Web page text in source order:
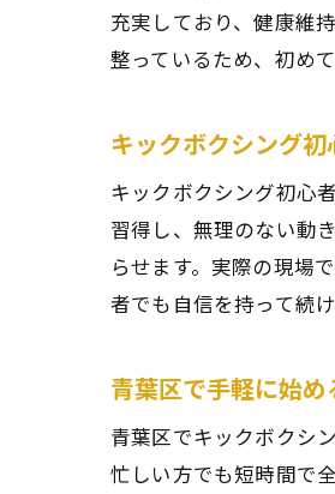
充実しており、健康維
整っているため、初め
キックボクシング
キックボクシング初心
習得し、無理のない動
らせます。実際の現場
者でも自信を持って続
青葉区で手軽に始
青葉区でキックボクシ
忙しい方でも短時間で